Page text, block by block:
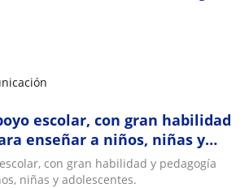
escolar, con gran habilidad
enseñar a niños, niñas y
con gran habilidad y pedagogía
niñas y adolescentes.